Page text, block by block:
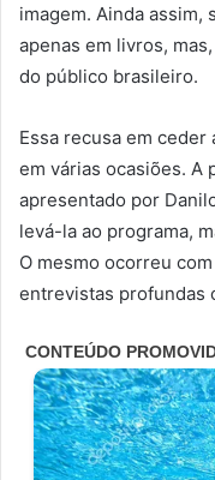
imagem. Ainda assim,
apenas em livros,
do público brasileiro.
Essa recusa em
em várias ocasiões. A
apresentado por
levá-la ao programa,
O mesmo ocorreu
entrevistas profundas